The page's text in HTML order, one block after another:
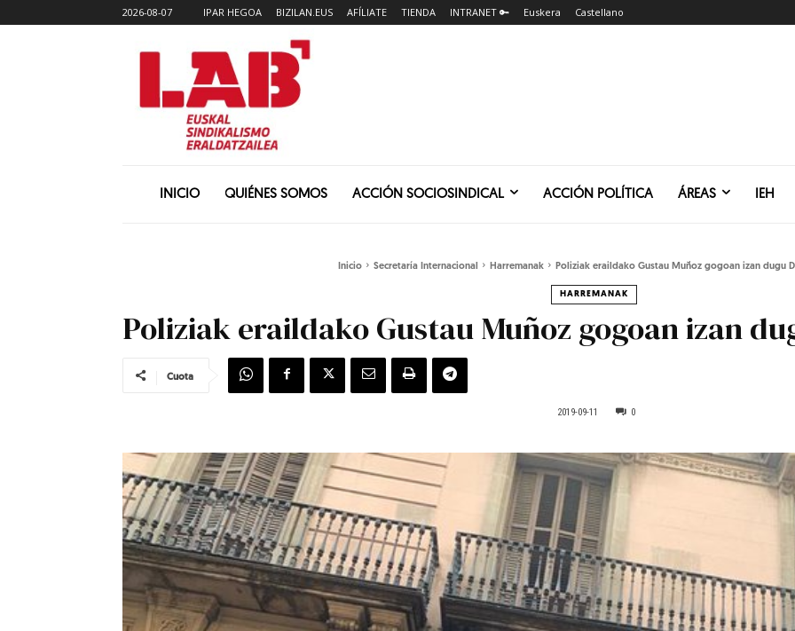
2026-08-07 IPAR HEGOA BIZILAN.EUS AFÍLIATE TIENDA INTRANET 🔑 Euskera Castellano
INICIO QUIÉNES SOMOS ACCIÓN SOCIOSINDICAL ACCIÓN POLÍTICA ÁREAS IEH
Inicio Secretaría Internacional Harremanak Poliziak eraildako Gustau Muñoz gogoan izan dugu
HARREMANAK
Poliziak eraildako Gustau Muñoz gogoan izan
Cuota
2019-09-11 0